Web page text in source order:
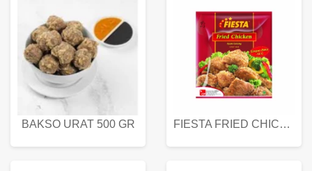
BAKSO URAT 500 GR FIESTA FRIED CHICKEN 500 GR